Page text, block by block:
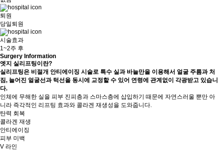
퇴원
당일퇴원
시술효과
1~2주 후
Surgery Information
엣지 실리프팅이란?
실리프팅은 비절개 안티에이징 시술로 특수 실과 바늘만을 이용해서 얼굴 주름과 처
짐, 늘어진 얼굴선과 턱선을 동시에 교정할 수 있어 연령에 관계없이 각광받고 있습니
다.
인체에 무해한 실을 피부 진피층과 스마스층에 삽입하기 때문에 자연스러울 뿐만 아
니라 즉각적인 리프팅 효과와 콜라겐 재생성을 도와줍니다.
탄력 회복
콜라겐 재생
안티에이징
피부 미백
V 라인